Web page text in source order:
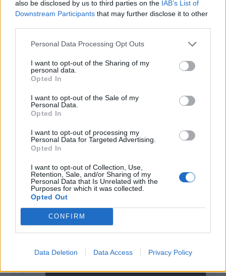
also be disclosed by us to third parties on the IAB’s List of
Downstream Participants that may further disclose it to other
Personal Data Processing Opt Outs
I want to opt-out of the Sharing of my
personal data.
Opted In
I want to opt-out of the Sale of my
Personal Data.
Opted In
I want to opt-out of processing my
Personal Data for Targeted Advertising.
Opted In
I want to opt-out of Collection, Use,
Retention, Sale, and/or Sharing of my
Personal Data that Is Unrelated with the
Purposes for which it was collected.
Opted Out
CONFIRM
Data Deletion Data Access Privacy Policy
Classic
Andamento FantaValore di Mercato
FVM attuale 9 MIN
9